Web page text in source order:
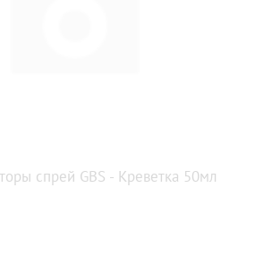
спрей GBS - Креветка 50мл